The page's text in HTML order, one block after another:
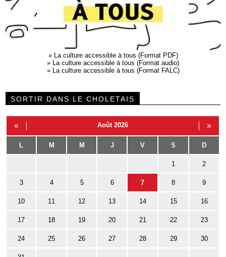
» La culture accessible à tous (Format PDF)
» La culture accessible à tous (Format audio)
» La culture accessible à tous (Format FALC)
SORTIR DANS LE CHOLETAIS
« Août 2026 »
L M M J V S D
1 2
3 4 5 6 7 8 9
10 11 12 13 14 15 16
17 18 19 20 21 22 23
24 25 26 27 28 29 30